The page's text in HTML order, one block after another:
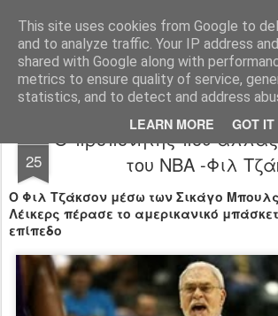
This site uses cookies from Google to
and to analyze traffic. Your IP address
shared with Google along with
metrics to ensure quality of service,
statistics, and to detect and address
LEARN MORE GOT IT
All About Basketball Coaching Πάθος ,ομαδικότητα ,
25
O προπονητής που
του ΝΒΑ -Φιλ
Ο Φιλ Τζάκσον μέσω των Σικάγο
Λέικερς πέρασε το αμερικανικό
επίπεδο